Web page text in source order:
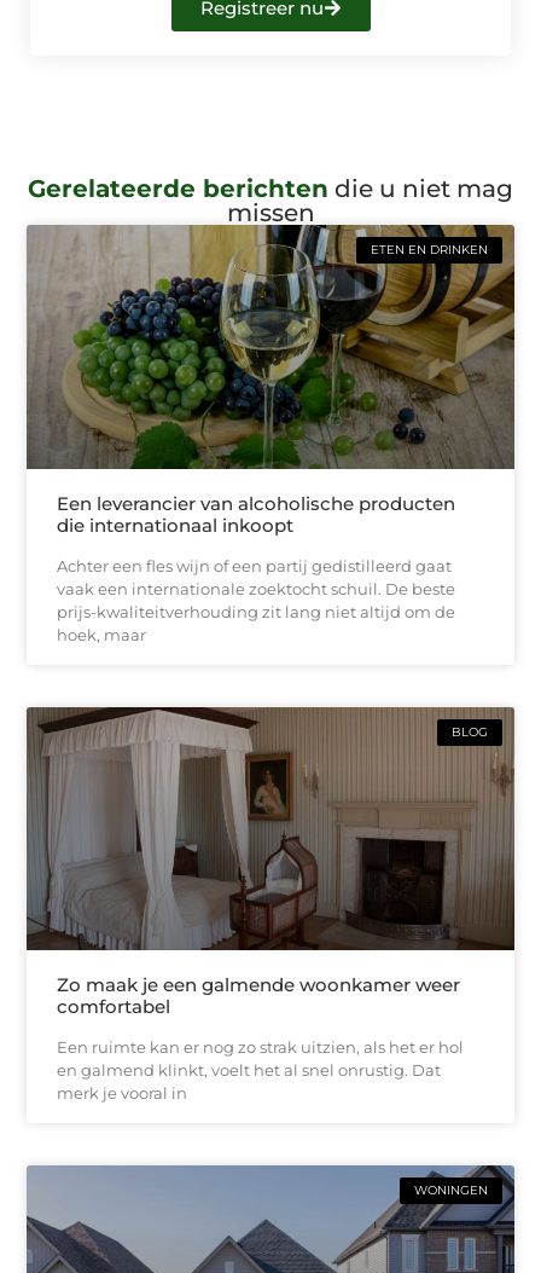
Registreer nu
Gerelateerde berichten die u niet mag
missen
ETEN EN DRINKEN
Een leverancier van alcoholische producten
die internationaal inkoopt
Achter een fles wijn of een partij gedistilleerd gaat
vaak een internationale zoektocht schuil. De beste
prijs-kwaliteitverhouding zit lang niet altijd om de
hoek, maar
BLOG
Zo maak je een galmende woonkamer weer
comfortabel
Een ruimte kan er nog zo strak uitzien, als het er hol
en galmend klinkt, voelt het al snel onrustig. Dat
merk je vooral in
WONINGEN